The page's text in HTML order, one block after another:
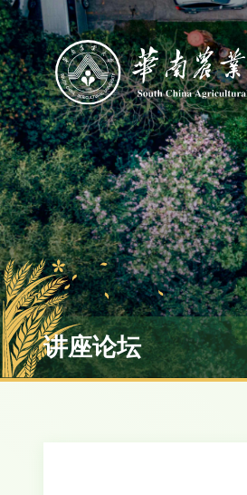
讲座论坛